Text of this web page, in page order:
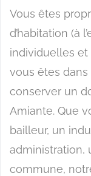
Vous êtes
d’habitation (à
individuelles
vous êtes dans
conserver un
Amiante. Que
bailleur, un
administration,
commune,